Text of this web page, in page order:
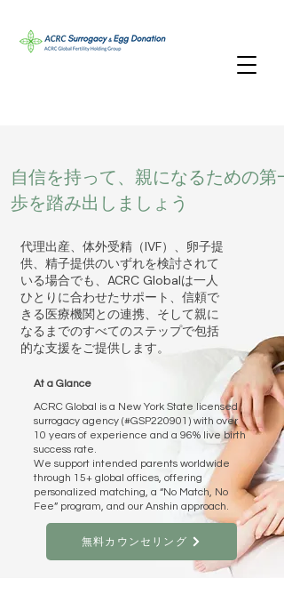
自信を持って、親になるための第一
歩を踏み出しましょう
代理出産、体外受精（IVF）、卵子提
供、精子提供のいずれを検討されて
いる場合でも、ACRC Globalは一人
ひとりに合わせたサポート、信頼で
きる医療機関との連携、そして親に
なるまでのすべてのステップで包括
的な支援をご提供します。
At a Glance
ACRC Global is a New York State licensed
surrogacy agency (#GSP220901) with over
10 years of experience and a 96% live birth
success rate.
We support intended parents worldwide
through 15+ global offices, offering
personalized matching, a “No Match, No
Fee” program, and our Anshin approach.
無料カウンセリング